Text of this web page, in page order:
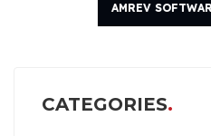
AMREV SOFTWARE
CATEGORIES